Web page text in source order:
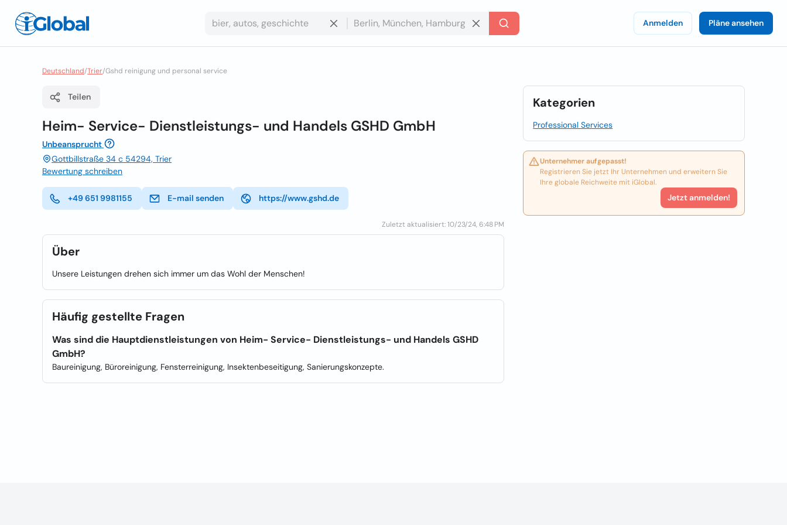
Anmelden Pläne ansehen
Deutschland/Trier/Gshd reinigung und personal service
Teilen
Heim- Service- Dienstleistungs- und Handels GSHD GmbH
Unbeansprucht
Gottbillstraße 34 c 54294, Trier
Bewertung schreiben
+49 651 9981155 E-mail senden https://www.gshd.de
Zuletzt aktualisiert: 10/23/24, 6:48 PM
Über
Unsere Leistungen drehen sich immer um das Wohl der Menschen!
Häufig gestellte Fragen
Was sind die Hauptdienstleistungen von Heim- Service- Dienstleistungs- und Handels GSHD
GmbH?
Baureinigung, Büroreinigung, Fensterreinigung, Insektenbeseitigung, Sanierungskonzepte.
Kategorien
Professional Services
Unternehmer aufgepasst!
Registrieren Sie jetzt Ihr Unternehmen und erweitern Sie
Ihre globale Reichweite mit iGlobal.
Jetzt anmelden!